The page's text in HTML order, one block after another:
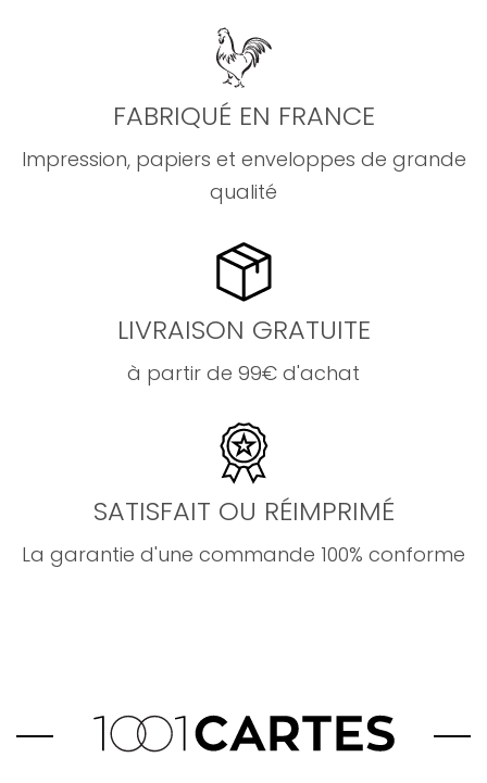
FABRIQUÉ EN FRANCE
Impression, papiers et enveloppes de grande
qualité
LIVRAISON GRATUITE
à partir de 99€ d'achat
SATISFAIT OU RÉIMPRIMÉ
La garantie d'une commande 100% conforme